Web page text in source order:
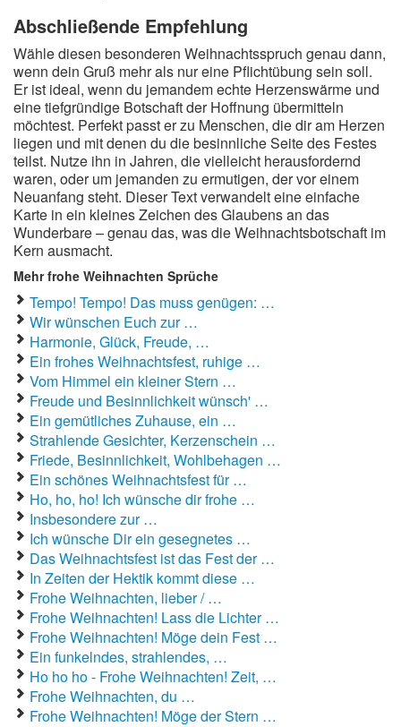
Abschließende Empfehlung
Wähle diesen besonderen Weihnachtsspruch genau dann,
wenn dein Gruß mehr als nur eine Pflichtübung sein soll.
Er ist ideal, wenn du jemandem echte Herzenswärme und
eine tiefgründige Botschaft der Hoffnung übermitteln
möchtest. Perfekt passt er zu Menschen, die dir am Herzen
liegen und mit denen du die besinnliche Seite des Festes
teilst. Nutze ihn in Jahren, die vielleicht herausfordernd
waren, oder um jemanden zu ermutigen, der vor einem
Neuanfang steht. Dieser Text verwandelt eine einfache
Karte in ein kleines Zeichen des Glaubens an das
Wunderbare – genau das, was die Weihnachtsbotschaft im
Kern ausmacht.
Mehr frohe Weihnachten Sprüche
Tempo! Tempo! Das muss genügen: …
Wir wünschen Euch zur …
Harmonie, Glück, Freude, …
Ein frohes Weihnachtsfest, ruhige …
Vom Himmel ein kleiner Stern …
Freude und Besinnlichkeit wünsch' …
Ein gemütliches Zuhause, ein …
Strahlende Gesichter, Kerzenschein …
Friede, Besinnlichkeit, Wohlbehagen …
Ein schönes Weihnachtsfest für …
Ho, ho, ho! Ich wünsche dir frohe …
Insbesondere zur …
Ich wünsche Dir ein gesegnetes …
Das Weihnachtsfest ist das Fest der …
In Zeiten der Hektik kommt diese …
Frohe Weihnachten, lieber / …
Frohe Weihnachten! Lass die Lichter …
Frohe Weihnachten! Möge dein Fest …
Ein funkelndes, strahlendes, …
Ho ho ho - Frohe Weihnachten! Zeit, …
Frohe Weihnachten, du …
Frohe Weihnachten! Möge der Stern …